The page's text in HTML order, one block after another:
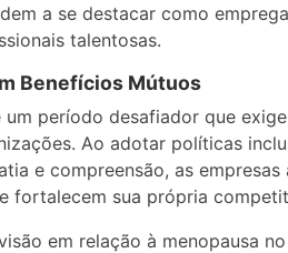
a se destacar como
talentosas.
Benefícios Mútuos
um período desafiador que
Ao adotar políticas
e compreensão, as empresas
fortalecem sua própria
em relação à menopausa